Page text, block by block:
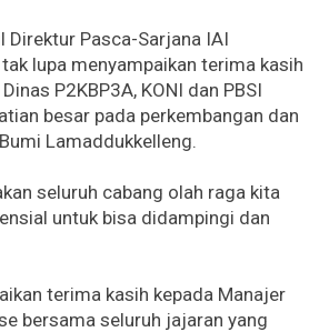
Direktur Pasca-Sarjana IAI
tak lupa menyampaikan terima kasih
P2KBP3A, KONI dan PBSI
besar pada perkembangan dan
Lamaddukkelleng.
seluruh cabang olah raga kita
untuk bisa didampingi dan
terima kasih kepada Manajer
bersama seluruh jajaran yang